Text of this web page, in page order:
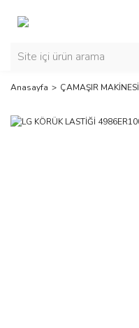
Anasayfa ÇAMAŞIR MAKİNESİ